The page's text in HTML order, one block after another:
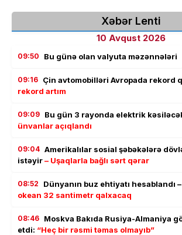
Xəbər Lenti
10 Avqust 2026
09:50 Bu günə olan valyuta məzənnələri
09:16 Çin avtomobilləri Avropada rekord
rekord artım
09:09 Bu gün 3 rayonda elektrik
ünvanlar açıqlandı
09:04 Amerikalılar sosial şəbəkələrə
istəyir– Uşaqlarla bağlı sərt qərar
08:52 Dünyanın buz ehtiyatı hesablandı –
okean 32 santimetr qalxacaq
08:46 Moskva Bakıda Rusiya-Almaniya
etdi: “Heç bir rəsmi təmas olmayıb”